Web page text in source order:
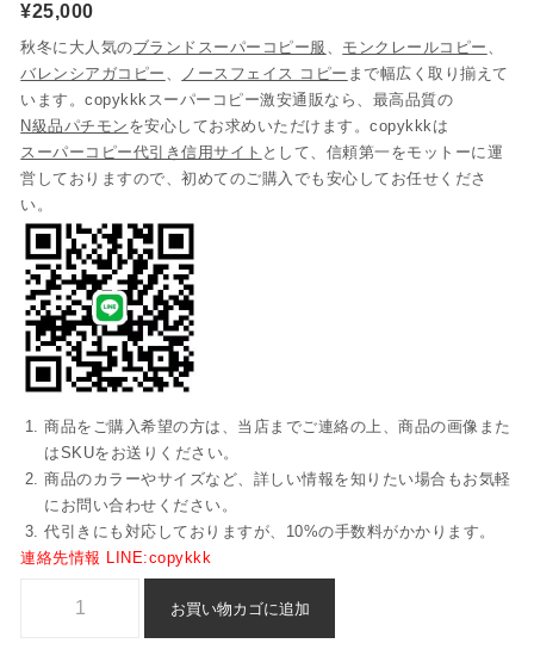
¥25,000
秋冬に大人気のブランドスーパーコピー服 、 モンクレールコピー 、
バレンシアガコピー 、 ノースフェイス コピー まで幅広く取り揃えて
います。copykkkスーパーコピー激安通販なら、最高品質の
N級品パチモン を安心してお求めいただけます。copykkkは
スーパーコピー代引き信用サイト として、信頼第一をモットーに運
営しておりますので、初めてのご購入でも安心してお任せくださ
い。
商品をご購入希望の方は、当店までご連絡の上、商品の画像また
はSKUをお送りください。
商品のカラーやサイズなど、詳しい情報を知りたい場合もお気軽
にお問い合わせください。
代引きにも対応しておりますが、10%の手数料がかかります。
連絡先情報 LINE:copykkk
お買い物カゴに追加